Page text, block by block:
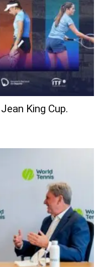
King Cup.